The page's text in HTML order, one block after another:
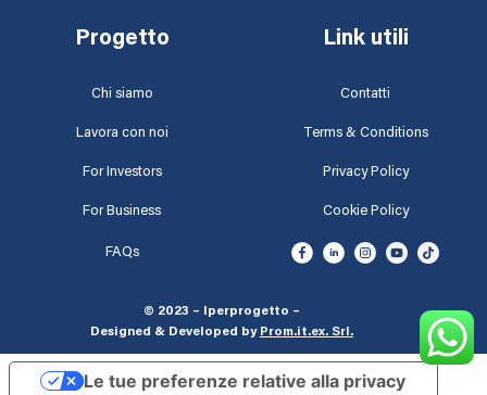
Progetto Link utili
Chi siamo Contatti
Lavora con noi Terms & Conditions
For Investors Privacy Policy
For Business Cookie Policy
FAQs
© 2023 – Iperprogetto –
Designed & Developed by Prom.it.ex. Srl .
Le tue preferenze relative alla privacy